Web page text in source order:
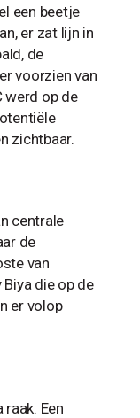
een beetje
er zat lijn in
de
voorzien van
werd op de
zichtbaar.
centrale
de
van
die op de
er volop
Een